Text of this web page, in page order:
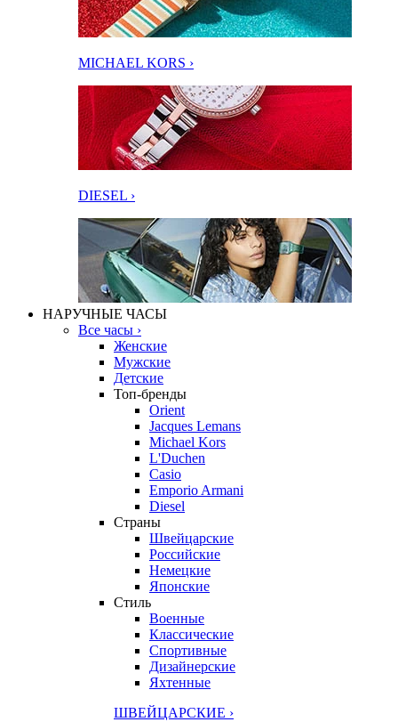
MICHAEL KORS ›
DIESEL ›
НАРУЧНЫЕ ЧАСЫ
Все часы ›
Женские
Мужские
Детские
Топ-бренды
Orient
Jacques Lemans
Michael Kors
L'Duchen
Casio
Emporio Armani
Diesel
Страны
Швейцарские
Российские
Немецкие
Японские
Стиль
Военные
Классические
Спортивные
Дизайнерские
Яхтенные
ШВЕЙЦАРСКИЕ ›